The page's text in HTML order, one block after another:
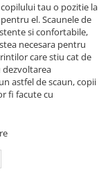
tau o pozitie la
el. Scaunele de
si confortabile,
necesara pentru
care stiu cat de
astfel de scaun, copii
fi facute cu